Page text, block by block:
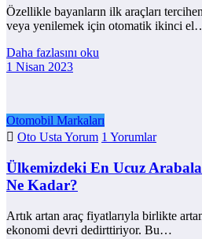
Özellikle bayanların ilk araçları
veya yenilemek için otomatik ikinci
Daha fazlasını oku
1 Nisan 2023
Otomobil Markaları
Oto Usta Yorum 1 Yorumlar
Ülkemizdeki En Ucuz
Ne Kadar?
Artık artan araç fiyatlarıyla birlikte
ekonomi devri dedirttiriyor. Bu…